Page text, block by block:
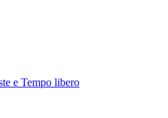
e Tempo libero